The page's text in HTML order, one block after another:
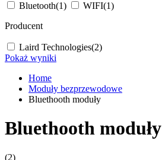
Bluetooth(1) WIFI(1)
Producent
Laird Technologies(2)
Pokaż wyniki
Home
Moduły bezprzewodowe
Bluethooth moduły
Bluethooth moduły
(2)